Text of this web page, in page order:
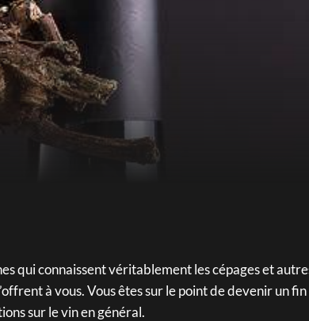
qui connaissent véritablement les cépages et
à vous. Vous êtes sur le point de devenir un
sur le vin en général.